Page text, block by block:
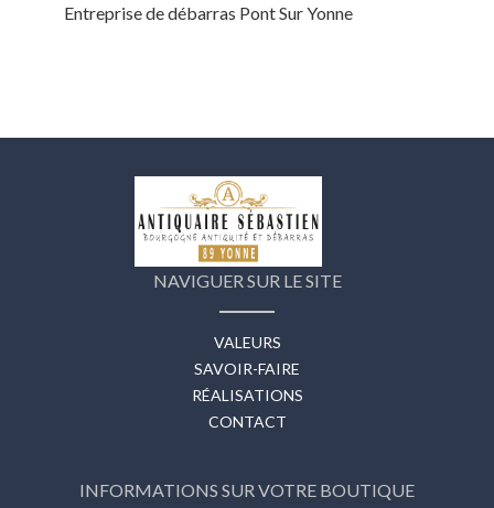
Entreprise de débarras Pont Sur Yonne
NAVIGUER SUR LE SITE
VALEURS
SAVOIR-FAIRE
RÉALISATIONS
CONTACT
INFORMATIONS SUR VOTRE BOUTIQUE